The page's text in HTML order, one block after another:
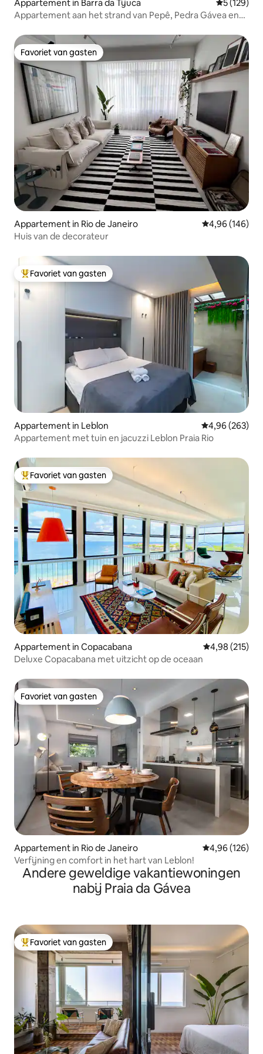
Appartement in Barra da Tijuca
5 (129)
Appartement aan het strand van Pepê, Pedra Gávea en
Favoriet van gasten
Favoriet van gasten
Appartement in Rio de Janeiro Gemiddelde
4,96 (146)
Huis van de decorateur
Topfavoriet van gasten
Favoriet van gasten
Appartement in Leblon Gemiddelde
4,96 (263)
Appartement met tuin en jacuzzi Leblon Praia Rio
Topfavoriet van gasten
Favoriet van gasten
Appartement in Copacabana Gemiddelde
4,98 (215)
Deluxe Copacabana met uitzicht op de oceaan
Favoriet van gasten
Favoriet van gasten
Appartement in Rio de Janeiro Gemiddelde
4,96 (126)
Verfijning en comfort in het hart van Leblon!
Andere geweldige vakantiewoningen
nabij Praia da Gávea
Topfavoriet van gasten
Favoriet van gasten